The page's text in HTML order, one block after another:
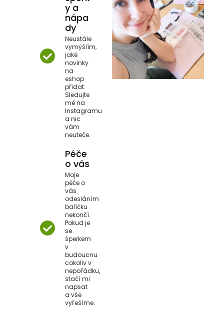
y a
nápa
dy
Neustále
vymýšlím,
jaké
novinky
na
eshop
přidat.
Sledujte
mě na
Instagramu
a nic
vám
neuteče.
Péče
o vás
Moje
péče o
vás
odesláním
balíčku
nekončí.
Pokud je
se
šperkem
v
budoucnu
cokoliv v
nepořádku,
stačí mi
napsat
a vše
vyřešíme.